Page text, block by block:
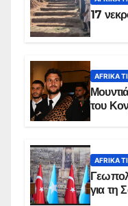
17
AFRIKA
του
AFRIKA
για τη